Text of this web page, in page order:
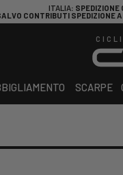
ITALIA: SPEDIZIONE
CONTRIBUTI SPEDIZIONE
SCARPE